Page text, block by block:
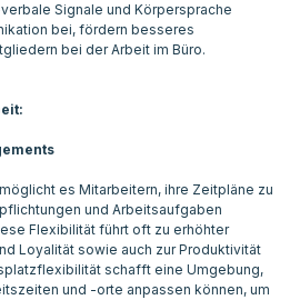
Signale und Körpersprache
bei, fördern besseres
bei der Arbeit im Büro.
es Mitarbeitern, ihre Zeitpläne zu
und Arbeitsaufgaben
Flexibilität führt oft zu erhöhter
Loyalität sowie auch zur Produktivität
schafft eine Umgebung,
und -orte anpassen können, um